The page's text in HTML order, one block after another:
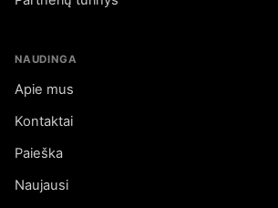
NAUDINGA
Apie mus
Kontaktai
Paieška
Naujausi